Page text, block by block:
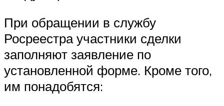
При обращении в службу
Росреестра участники сделки
заполняют заявление по
установленной форме. Кроме того,
им понадобятся: